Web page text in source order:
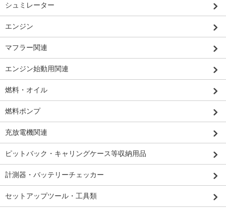
シュミレーター
エンジン
マフラー関連
エンジン始動用関連
燃料・オイル
燃料ポンプ
充放電機関連
ピットバック・キャリングケース等収納用品
計測器・バッテリーチェッカー
セットアップツール・工具類